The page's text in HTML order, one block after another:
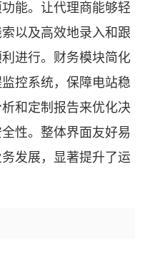
能。让代理商能够轻
以及高效地录入和跟
进行。财务模块简化
控系统，保障电站稳
和定制报告来优化决
性。整体界面友好易
发展，显著提升了运